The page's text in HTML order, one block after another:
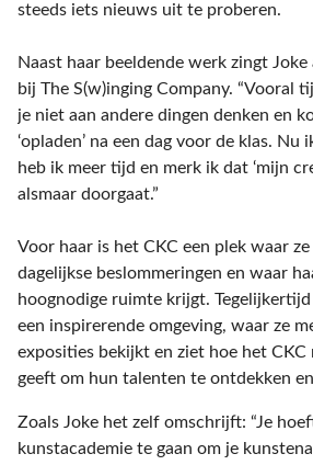
steeds iets nieuws uit te proberen.
Naast haar beeldende werk zingt
bij The S(w)inging Company. “Vooral
je niet aan andere dingen denken en
‘opladen’ na een dag voor de klas. Nu
heb ik meer tijd en merk ik dat ‘mijn
alsmaar doorgaat.”
Voor haar is het CKC een plek waar
dagelijkse beslommeringen en waar
hoognodige ruimte krijgt.
een inspirerende omgeving, waar ze
exposities bekijkt en ziet hoe het CKC
geeft om hun talenten te ontdekken
Zoals Joke het zelf omschrijft: “Je
kunstacademie te gaan om je